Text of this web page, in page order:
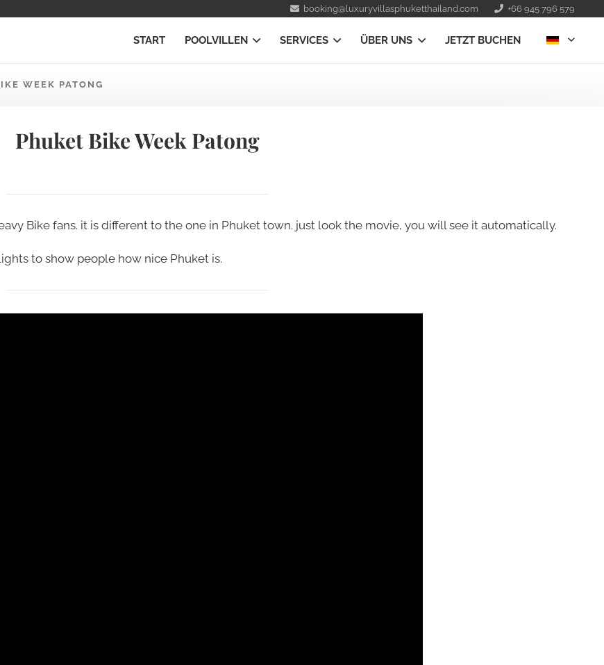
booking@luxuryvillasphuketthailand.com +66 945 796 579
START POOLVILLEN SERVICES ÜBER UNS JETZT BUCHEN
WEEK PATONG
Phuket Bike Week Patong
Bike fans. it is different to the one in Phuket town. just look the movie, you will see it automatically.
to show people how nice Phuket is.